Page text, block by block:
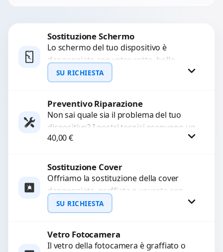
Sostituzione Schermo
Lo schermo del tuo dispositivo è
danneggiato con vetro rotto, bolle,
macchie, schermo nero o pixel morti?
Sostituiamo schermi completi...
SU RICHIESTA
Richiedi Preventivo
WhatsApp
Preventivo Riparazione
Non sai quale sia il problema del tuo
dispositivo? I nostri tecnici eseguono un
check-up completo con strumenti
40,00€
Procedi
Sostituzione Cover
Offriamo la sostituzione della cover
danneggiata, graffiata o usurata con
ricambi di alta qualità e garantiti.
Ripristiniamo l’aspetto estetico e...
SU RICHIESTA
Richiedi Preventivo
Vetro Fotocamera
Il vetro della fotocamera è graffiato o